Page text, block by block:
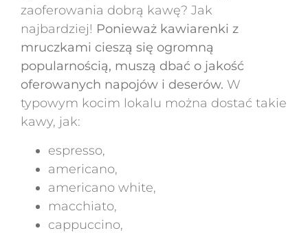
zaoferowania dobrą kawę? Jak
najbardziej! Ponieważ kawiarenki z
mruczkami cieszą się ogromną
popularnością, muszą dbać o jakość
oferowanych napojów i deserów. W
typowym kocim lokalu można dostać takie
kawy, jak:
espresso,
americano,
americano white,
macchiato,
cappuccino,